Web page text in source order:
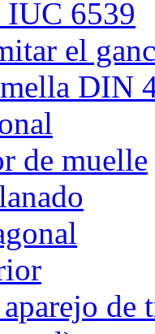
IUC 6539
el
DIN
de muelle
aparejo